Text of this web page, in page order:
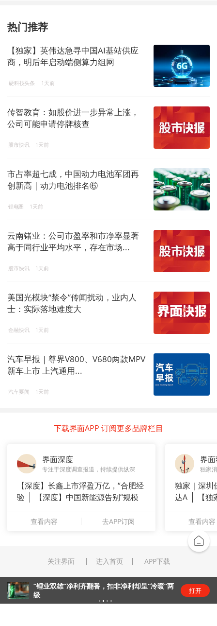
热门推荐
【独家】英伟达急寻中国AI基站供应
商，明后年启动端侧算力组网
硬科技头条 1天前
传智教育：如股价进一步异常上涨，
公司可能申请停牌核查
股市快讯 1天前
市占率超七成，中国动力电池军团再
创新高 | 动力电池排名⑥
锂电圈 1天前
云南锗业：公司市盈率和市净率显著
高于同行业平均水平，存在市场...
股市快讯 1天前
美国光模块“禁令”传闻扰动，业内人
士：实际落地难度大
金融快讯 1天前
汽车早报｜尊界V800、V680两款MPV
新车上市 上汽通用...
汽车要闻 1天前
下载界面APP 订阅更多品牌栏目
界面深度
专注于深度调查报道，持续提供纵深
【深度】长鑫上市浮盈万亿，“合肥经
验
【深度】中国新能源告别“规模
查看内容 去APP订阅
界
独家
独家｜深圳
达A
【
查看内容
关注界面 进入首页 APP下载
“锂业双雄”净利齐翻番，扣非净利却呈“冷暖”两
级
打开